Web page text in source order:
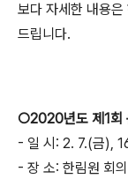
보다 자세한 내용
드립니다.
○2020년도 제1회
- 일 시: 2. 7.(금),
- 장 소: 한림원 회